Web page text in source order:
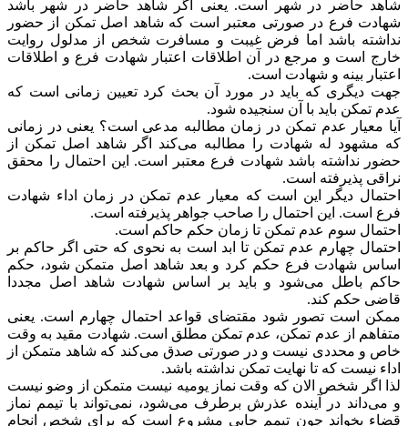
شاهد حاضر در شهر است. یعنی اگر شاهد حاضر در شهر باشد
شهادت فرع در صورتی معتبر است که شاهد اصل تمکن از حضور
نداشته باشد اما فرض غیبت و مسافرت شخص از مدلول روایت
خارج است و مرجع در آن اطلاقات اعتبار شهادت فرع و اطلاقات
اعتبار بینه و شهادت است.
جهت دیگری که باید در مورد آن بحث کرد تعیین زمانی است که
عدم تمکن باید با آن سنجیده شود.
آیا معیار عدم تمکن در زمان مطالبه مدعی است؟ یعنی در زمانی
که مشهود له شهادت را مطالبه می‌کند اگر شاهد اصل تمکن از
حضور نداشته باشد شهادت فرع معتبر است. این احتمال را محقق
نراقی پذیرفته است.
احتمال دیگر این است که معیار عدم تمکن در زمان اداء شهادت
فرع است. این احتمال را صاحب جواهر پذیرفته است.
احتمال سوم عدم تمکن تا زمان حکم حاکم است.
احتمال چهارم عدم تمکن تا ابد است به نحوی که حتی اگر حاکم بر
اساس شهادت فرع حکم کرد و بعد شاهد اصل متمکن شود، حکم
حاکم باطل می‌شود و باید بر اساس شهادت شاهد اصل مجددا
قاضی حکم کند.
ممکن است تصور شود مقتضای قواعد احتمال چهارم است. یعنی
متفاهم از عدم تمکن، عدم تمکن مطلق است. شهادت مقید به وقت
خاص و محددی نیست و در صورتی صدق می‌کند که شاهد متمکن از
اداء نیست که تا نهایت تمکن نداشته باشد.
لذا اگر شخص الان که وقت نماز یومیه نیست متمکن از وضو نیست
و می‌داند در آینده عذرش برطرف می‌شود، نمی‌تواند با تیمم نماز
قضاء بخواند چون تیمم جایی مشروع است که برای شخص انجام